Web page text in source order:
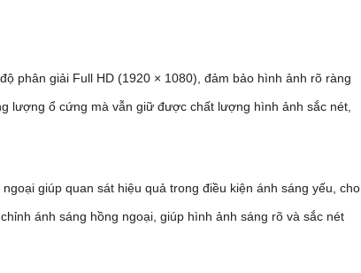
phân giải Full HD (1920 × 1080), đảm bảo hình ảnh rõ ràng
lượng ổ cứng mà vẫn giữ được chất lượng hình ảnh sắc nét,
giúp quan sát hiệu quả trong điều kiện ánh sáng yếu, cho
ánh sáng hồng ngoại, giúp hình ảnh sáng rõ và sắc nét